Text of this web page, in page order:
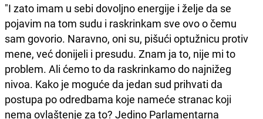
"I zato imam u sebi dovoljno energije i želje da se
pojavim na tom sudu i raskrinkam sve ovo o čemu
sam govorio. Naravno, oni su, pišući optužnicu protiv
mene, već donijeli i presudu. Znam ja to, nije mi to
problem. Ali ćemo to da raskrinkamo do najnižeg
nivoa. Kako je moguće da jedan sud prihvati da
postupa po odredbama koje nameće stranac koji
nema ovlaštenje za to? Jedino Parlamentarna